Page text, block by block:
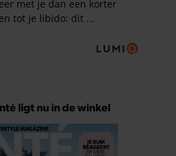
ligt nu in de winkel